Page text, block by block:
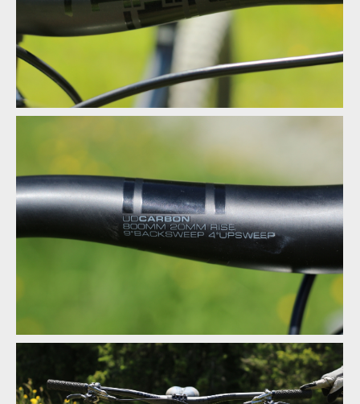
Test: Shimano XTR Di2 - vyzkoušel jsem elektrický eRko
Test: Shimano XTR Di2 - vyzkoušel jsem elektrický eRko
Test: Shimano XTR Di2 - vyzkoušel jsem elektrický eRko
Test: Shimano XTR Di2 - vyzkoušel jsem elektrický eRko